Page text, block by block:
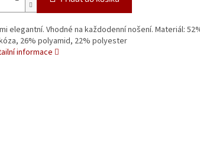
elegantní. Vhodné na každodenní nošení. Materiál:
26% polyamid, 22% polyester
informace